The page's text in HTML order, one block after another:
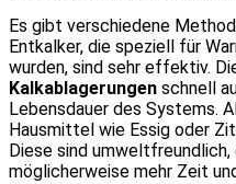
Es gibt verschiedene
Entkalker, die speziell für
wurden, sind sehr effektiv.
Kalkablagerungen schnell
Lebensdauer des Systems.
Hausmittel wie Essig oder
Diese sind
möglicherweise mehr Zeit